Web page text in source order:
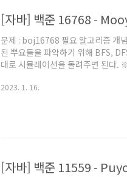
[자바] 백준 16768 -
문제 : boj16768 필요 알고리즘 개
된 뿌요들을 파악하기 위해 BFS,
대로 시뮬레이션을 돌려주면 된다.
풀 때의 팁 및 주의점' 글을 참고해
2023. 1. 16.
[자바] 백준 11559 -